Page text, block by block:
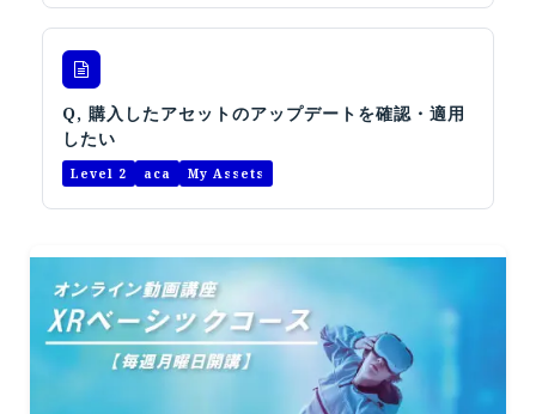
Q, 購入したアセットのアップデートを確認・適用
したい
Level 2 aca My Assets